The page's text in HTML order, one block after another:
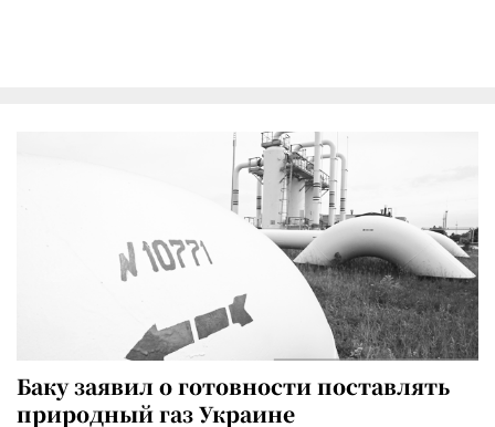
Баку заявил о готовности поставлять
природный газ Украине